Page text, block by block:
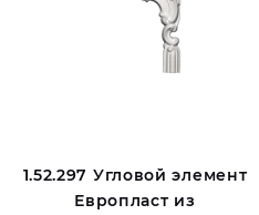
1.52.297 Угловой элемент
Европласт из